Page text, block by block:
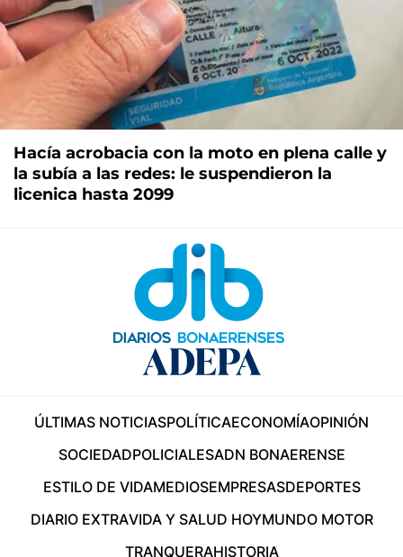
Hacía acrobacia con la moto en plena calle y
la subía a las redes: le suspendieron la
licenica hasta 2099
ÚLTIMAS NOTICIASPOLÍTICAECONOMÍAOPINIÓN
SOCIEDADPOLICIALESADN BONAERENSE
ESTILO DE VIDAMEDIOSEMPRESASDEPORTES
DIARIO EXTRAVIDA Y SALUD HOYMUNDO MOTOR
TRANQUERAHISTORIA